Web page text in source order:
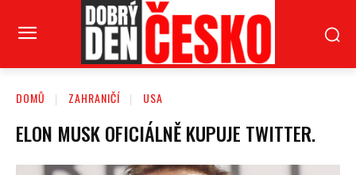
DOMŮ ZAHRANIČÍ USA
ELON MUSK OFICIÁLNĚ KUPUJE TWITTER.